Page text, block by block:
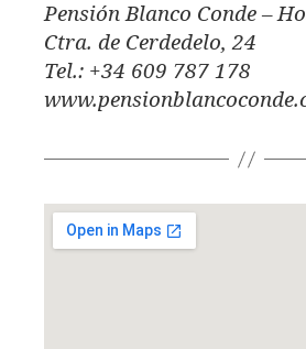
Pensión Blanco Conde –
Ctra. de Cerdedelo, 24
Tel.: +34 609 787 178